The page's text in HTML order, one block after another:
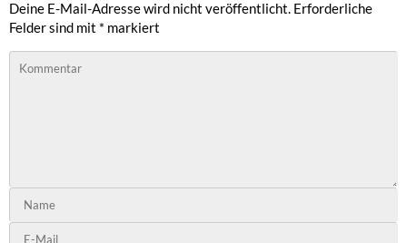
Deine E-Mail-Adresse wird nicht veröffentlicht. Erforderliche
Felder sind mit * markiert